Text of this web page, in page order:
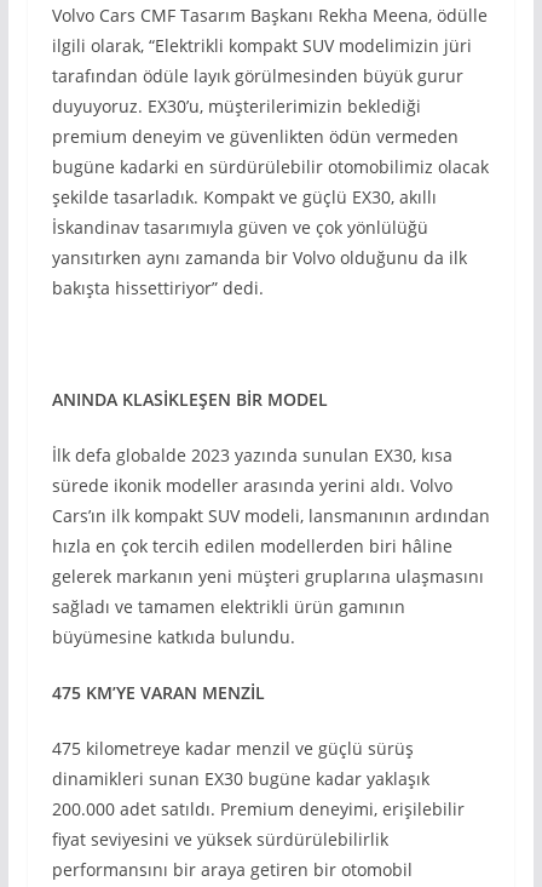
Volvo Cars CMF Tasarım Başkanı Rekha Meena, ödülle
ilgili olarak, “Elektrikli kompakt SUV modelimizin jüri
tarafından ödüle layık görülmesinden büyük gurur
duyuyoruz. EX30’u, müşterilerimizin beklediği
premium deneyim ve güvenlikten ödün vermeden
bugüne kadarki en sürdürülebilir otomobilimiz olacak
şekilde tasarladık. Kompakt ve güçlü EX30, akıllı
İskandinav tasarımıyla güven ve çok yönlülüğü
yansıtırken aynı zamanda bir Volvo olduğunu da ilk
bakışta hissettiriyor” dedi.
ANINDA KLASİKLEŞEN BİR MODEL
İlk defa globalde 2023 yazında sunulan EX30, kısa
sürede ikonik modeller arasında yerini aldı. Volvo
Cars’ın ilk kompakt SUV modeli, lansmanının ardından
hızla en çok tercih edilen modellerden biri hâline
gelerek markanın yeni müşteri gruplarına ulaşmasını
sağladı ve tamamen elektrikli ürün gamının
büyümesine katkıda bulundu.
475 KM’YE VARAN MENZİL
475 kilometreye kadar menzil ve güçlü sürüş
dinamikleri sunan EX30 bugüne kadar yaklaşık
200.000 adet satıldı. Premium deneyimi, erişilebilir
fiyat seviyesini ve yüksek sürdürülebilirlik
performansını bir araya getiren bir otomobil